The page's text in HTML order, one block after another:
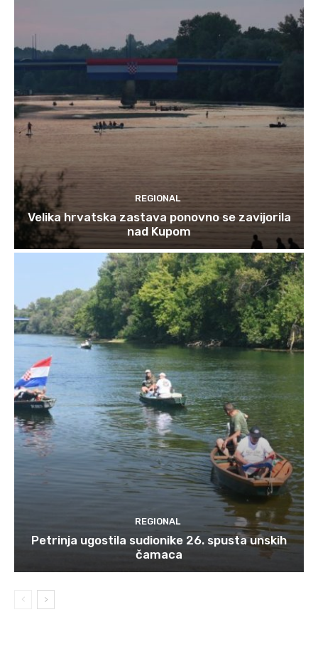
REGIONAL
Velika hrvatska zastava ponovno se zavijorila
nad Kupom
REGIONAL
Petrinja ugostila sudionike 26. spusta unskih
čamaca